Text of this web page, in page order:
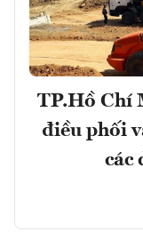
TP.Hồ Chí
điều phối
các